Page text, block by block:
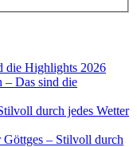
– Das sind die
Göttges – Stilvoll durch